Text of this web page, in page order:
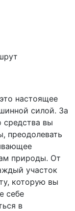
настоящее
силой. За
средства вы
преодолевать
природы. От
участок
которую вы
себе
в